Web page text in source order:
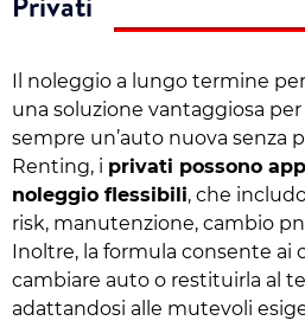
Il noleggio a lungo termine
una soluzione vantaggiosa
sempre un’auto nuova senza
Renting, i privati possono
noleggio flessibili, che
risk, manutenzione, cambio
Inoltre, la formula consente ai
cambiare auto o restituirla al
adattandosi alle mutevoli